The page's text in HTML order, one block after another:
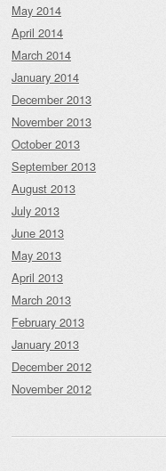
May 2014
April 2014
March 2014
January 2014
December 2013
November 2013
October 2013
September 2013
August 2013
July 2013
June 2013
May 2013
April 2013
March 2013
February 2013
January 2013
December 2012
November 2012